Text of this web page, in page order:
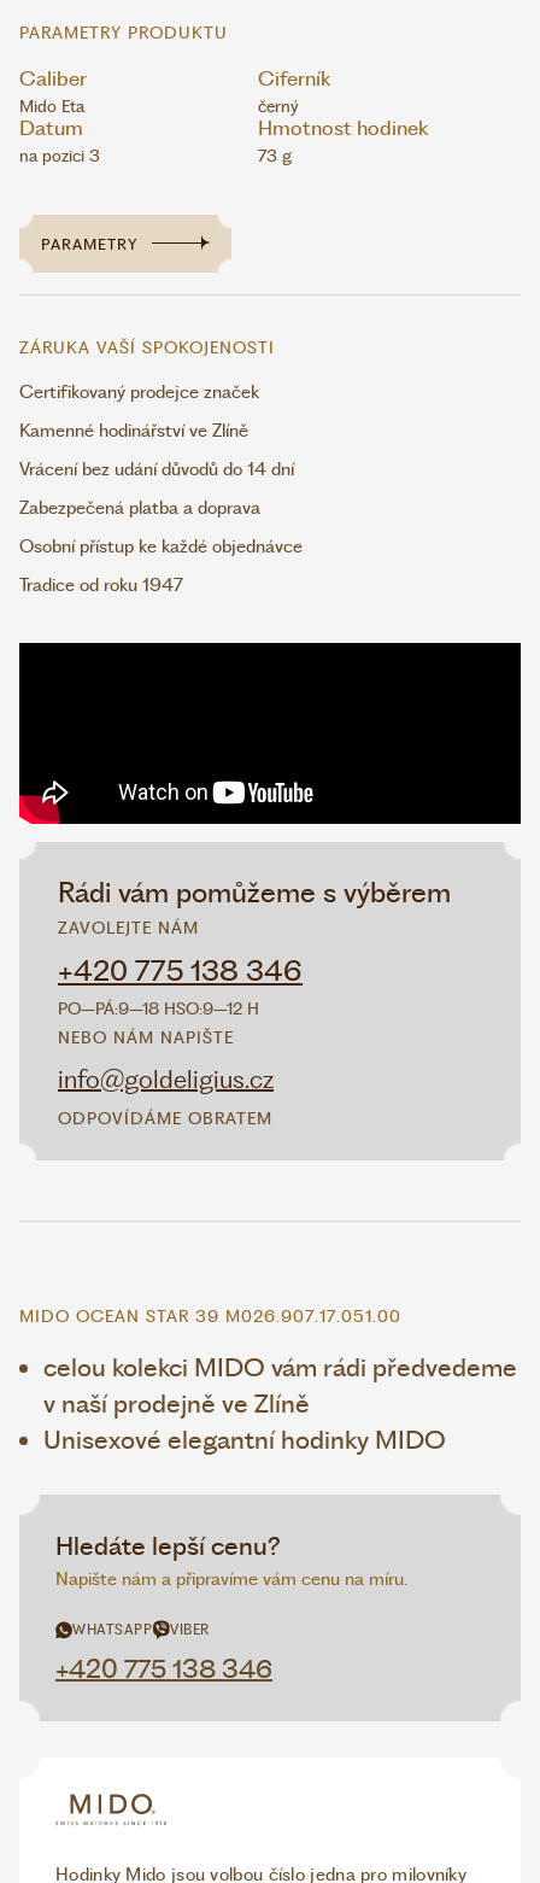
Rádi vám pomůžeme s výběrem
ZAVOLEJTE NÁM
+420 775 138 346
PO–PÁ:9–18 HSO:9–12 H
NEBO NÁM NAPIŠTE
info@goldeligius.cz
ODPOVÍDÁME OBRATEM
PARAMETRY PRODUKTU
Caliber
Mido Eta
Ciferník
černý
Datum
na pozici 3
Hmotnost hodinek
73 g
PARAMETRY
ZÁRUKA VAŠÍ SPOKOJENOSTI
Certifikovaný prodejce značek
Kamenné hodinářství ve Zlíně
Vrácení bez udání důvodů do 14 dní
Zabezpečená platba a doprava
Osobní přístup ke každé objednávce
Tradice od roku 1947
MIDO OCEAN STAR 39 M026.907.17.051.00
celou kolekci MIDO vám rádi předvedeme
v naší prodejně ve Zlíně
Unisexové elegantní hodinky MIDO
Hledáte lepší cenu?
Napište nám a připravíme vám cenu na míru.
WHATSAPP VIBER
+420 775 138 346
Hodinky Mido jsou volbou číslo jedna pro milovníky